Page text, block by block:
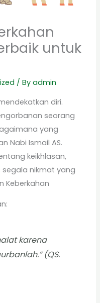
untuk
/ Byadmin
diri.
seorang
yang
Nabi Ismail AS.
keikhlasan,
nikmat yang
Keberkahan
karena
(QS.